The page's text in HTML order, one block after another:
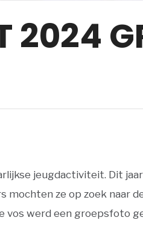
2024
jeugdactiviteit. Dit
ze op zoek naar
vos werd een groepsfoto